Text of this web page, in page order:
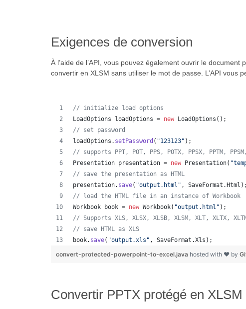
Exigences de conversion
À l’aide de l’API, vous pouvez également ouvrir le
convertir en XLSM sans utiliser le mot de passe. L’API vous
// initialize load options
LoadOptions
loadOptions = new LoadOptions ();
// set password
loadOptions . setPassword ( "123123" );
// supports PPT, POT, PPS, POTX, PPSX, PPTM,
Presentation presentation = new Presentation(
// save the presentation as HTML
presentation. save( "output.html" , SaveFormat . Html
// load the HTML file in an instance of Workbook
Workbook
book = new Workbook( "output.html" );
// Supports XLS, XLSX, XLSB, XLSM, XLT, XLTX,
// save HTML as XLS
book. save( "output.xls" , SaveFormat .Xls );
convert-protected-powerpoint-to-excel.java hosted with ❤ by
Convertir PPTX protégé en